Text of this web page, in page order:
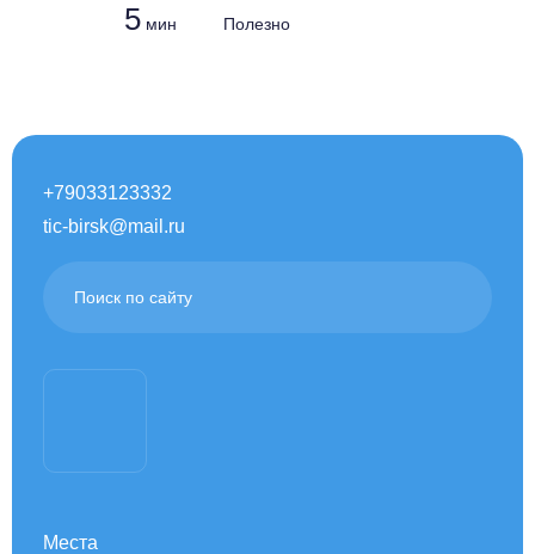
5 мин Полезно
+79033123332
tic-birsk@mail.ru
Места